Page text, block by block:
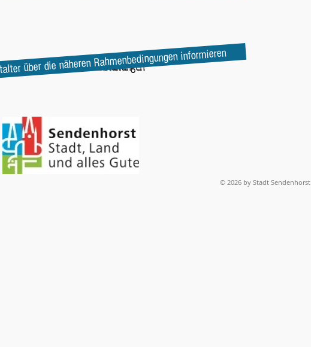
bevorstehenden Veranstaltungen
über die näheren Rahmenbedingungen informieren
© 2026 by Stadt Sendenhorst